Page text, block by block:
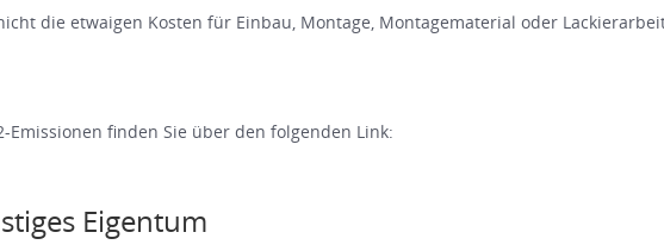
die etwaigen Kosten für Einbau, Montage, Montagematerial oder
finden Sie über den folgenden Link:
Eigentum